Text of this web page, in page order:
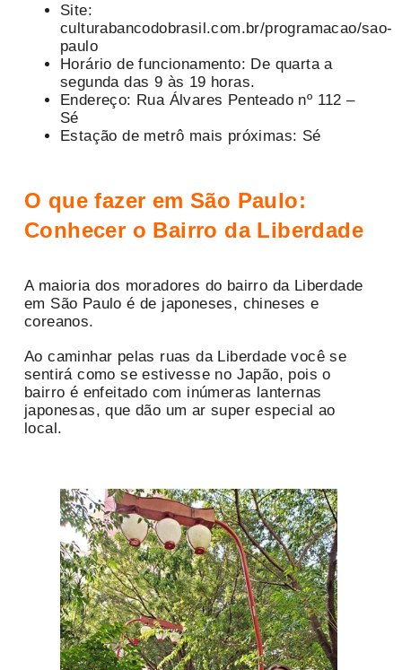
Site:
culturabancodobrasil.com.br/programacao/sao-
paulo
Horário de funcionamento: De quarta a
segunda das 9 às 19 horas.
Endereço: Rua Álvares Penteado nº 112 –
Sé
Estação de metrô mais próximas: Sé
O que fazer em São Paulo:
Conhecer o Bairro da Liberdade
A maioria dos moradores do bairro da Liberdade
em São Paulo é de japoneses, chineses e
coreanos.
Ao caminhar pelas ruas da Liberdade você se
sentirá como se estivesse no Japão, pois o
bairro é enfeitado com inúmeras lanternas
japonesas, que dão um ar super especial ao
local.